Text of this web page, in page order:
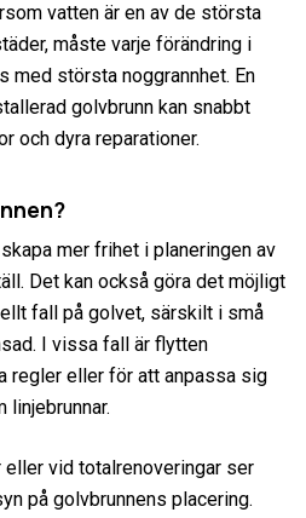
vatten är en av de största
måste varje förändring i
med största noggrannhet. En
golvbrunn kan snabbt
och dyra reparationer.
mer frihet i planeringen av
Det kan också göra det möjligt
fall på golvet, särskilt i små
I vissa fall är flytten
regler eller för att anpassa sig
linjebrunnar.
eller vid totalrenoveringar ser
på golvbrunnens placering.